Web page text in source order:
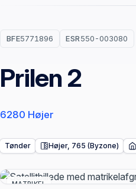
BFE5771896 ESR550-003080
Prilen 2
6280 Højer
Tønder Højer, 765 (Byzone)
MATRIKEL